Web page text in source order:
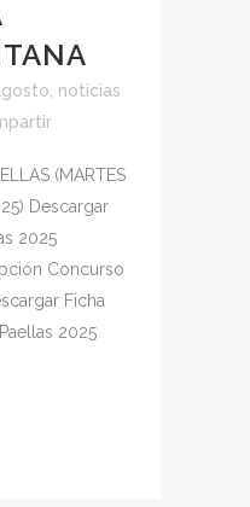
, noticias
(MARTES
Descargar
2025
Concurso
Ficha
2025